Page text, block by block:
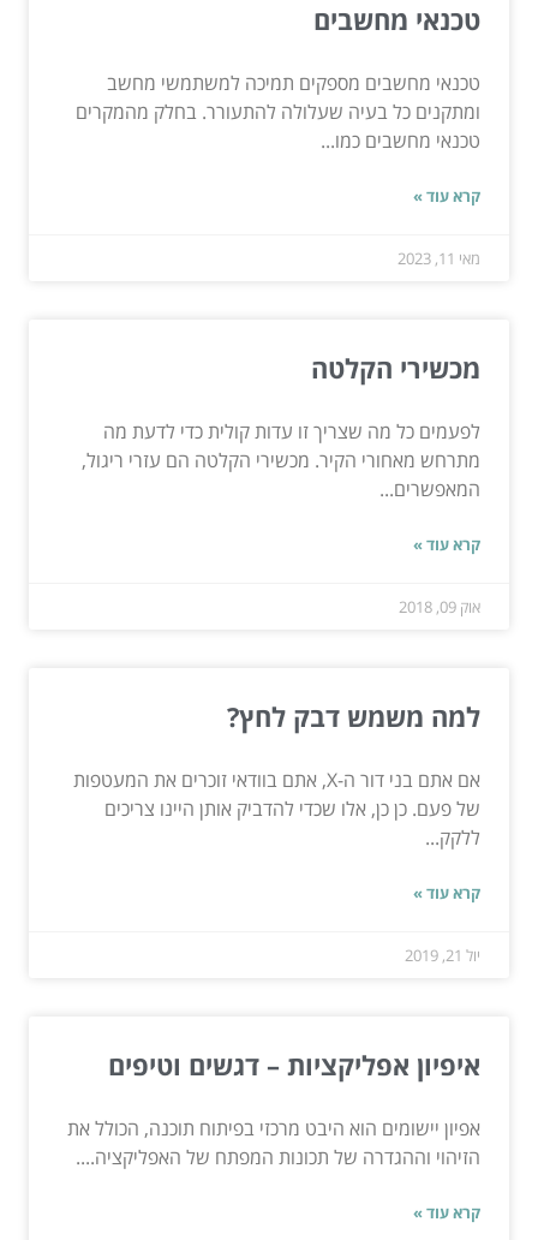
טכנאי מחשבים
טכנאי מחשבים מספקים תמיכה למשתמשי מחשב
ומתקנים כל בעיה שעלולה להתעורר. בחלק מהמקרים
טכנאי מחשבים כמו...
קרא עוד »
מאי 11, 2023
מכשירי הקלטה
לפעמים כל מה שצריך זו עדות קולית כדי לדעת מה
מתרחש מאחורי הקיר. מכשירי הקלטה הם עזרי ריגול,
המאפשרים...
קרא עוד »
אוק 09, 2018
למה משמש דבק לחץ?
אם אתם בני דור ה-X, אתם בוודאי זוכרים את המעטפות
של פעם. כן כן, אלו שכדי להדביק אותן היינו צריכים
ללקק...
קרא עוד »
יול 21, 2019
איפיון אפליקציות – דגשים וטיפים
אפיון יישומים הוא היבט מרכזי בפיתוח תוכנה, הכולל את
הזיהוי וההגדרה של תכונות המפתח של האפליקציה....
קרא עוד »